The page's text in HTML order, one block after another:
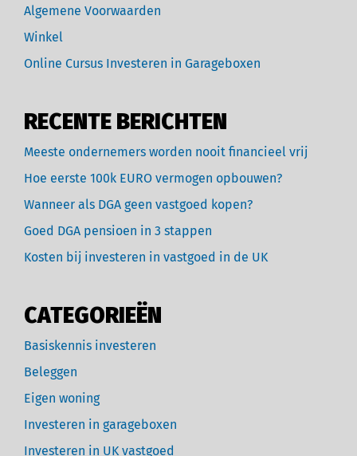
Algemene Voorwaarden
Winkel
Online Cursus Investeren in Garageboxen
RECENTE BERICHTEN
Meeste ondernemers worden nooit financieel vrij
Hoe eerste 100k EURO vermogen opbouwen?
Wanneer als DGA geen vastgoed kopen?
Goed DGA pensioen in 3 stappen
Kosten bij investeren in vastgoed in de UK
CATEGORIEËN
Basiskennis investeren
Beleggen
Eigen woning
Investeren in garageboxen
Investeren in UK vastgoed